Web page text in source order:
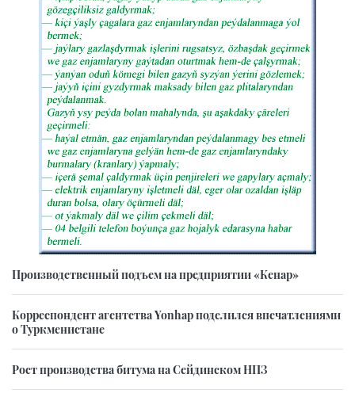
Производственный подъем на предприятии «Кенар»
Корреспондент агентства Yonhap поделился впечатлениями
о Туркменистане
Рост производства битума на Сейдинском НПЗ